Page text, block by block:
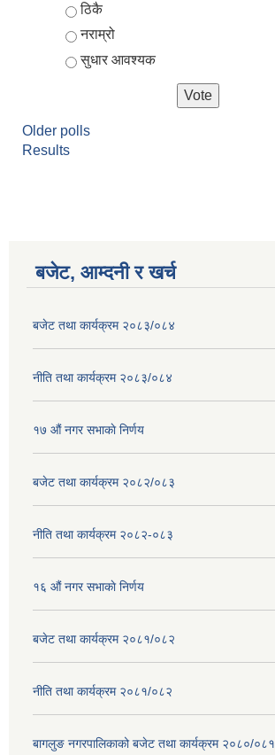
ठिकै
नराम्रो
सुधार आवश्यक
Older polls
Results
बजेट, आम्दनी र खर्च
बजेट तथा कार्यक्रम २०८३/०८४
नीति तथा कार्यक्रम २०८३/०८४
१७ ‌‍औं नगर सभाकाे निर्णय
बजेट तथा कार्यक्रम २०८२/०८३
नीति तथा कार्यक्रम २०८२-०८३
१६ ‌औं नगर सभाकाे निर्णय
बजेट तथा कार्यक्रम २०८१/०८२
नीति तथा कार्यक्रम २०८१/०८२
बागलुङ नगरपालिकाको बजेट तथा कार्यक्रम २०८०/०८१